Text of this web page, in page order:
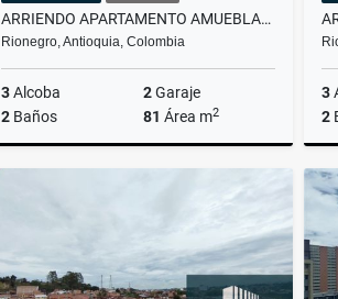
ARRIENDO APARTAMENTO AMUEBLADO SECTOR SAN ANTONIO DE PEREIRA
Rionegro, Antioquia, Colombia
3Alcoba 2Garaje
2 Baños 81 Área m2
$4.500.000
3
2